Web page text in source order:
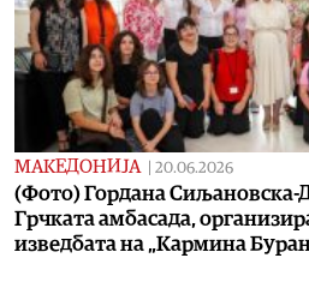
МАКЕДОНИЈА 20.06.2026
(Фото) Гордана Сиљановска-
Грчката амбасада,
изведбата на „Кармина